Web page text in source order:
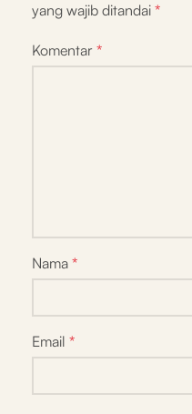
yang wajib ditandai *
Komentar *
Nama *
Email *